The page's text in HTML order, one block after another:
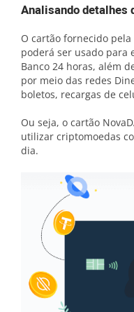
Analisando detalhes
O cartão fornecido
poderá ser usado para
Banco 24 horas, além
por meio das redes
boletos, recargas de
Ou seja, o cartão
utilizar criptomoedas
dia.